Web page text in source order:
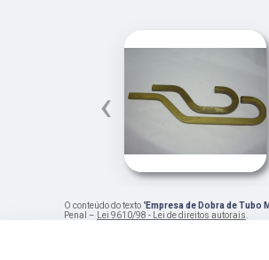
‹
O conteúdo do texto "Empresa de Dobra de Tubo
Penal – Lei 9610/98 - Lei de direitos autorais.